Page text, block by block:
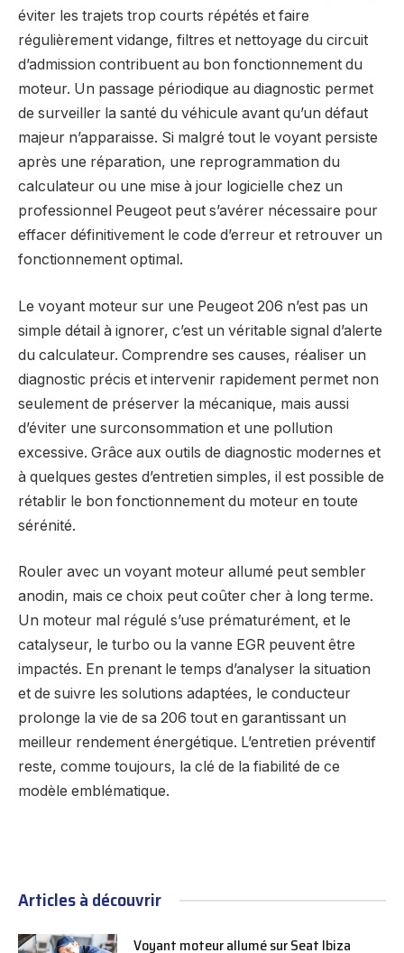
éviter les trajets trop courts répétés et faire
régulièrement vidange, filtres et nettoyage du circuit
d’admission contribuent au bon fonctionnement du
moteur. Un passage périodique au diagnostic permet
de surveiller la santé du véhicule avant qu’un défaut
majeur n’apparaisse. Si malgré tout le voyant persiste
après une réparation, une reprogrammation du
calculateur ou une mise à jour logicielle chez un
professionnel Peugeot peut s’avérer nécessaire pour
effacer définitivement le code d’erreur et retrouver un
fonctionnement optimal.
Le voyant moteur sur une Peugeot 206 n’est pas un
simple détail à ignorer, c’est un véritable signal d’alerte
du calculateur. Comprendre ses causes, réaliser un
diagnostic précis et intervenir rapidement permet non
seulement de préserver la mécanique, mais aussi
d’éviter une surconsommation et une pollution
excessive. Grâce aux outils de diagnostic modernes et
à quelques gestes d’entretien simples, il est possible de
rétablir le bon fonctionnement du moteur en toute
sérénité.
Rouler avec un voyant moteur allumé peut sembler
anodin, mais ce choix peut coûter cher à long terme.
Un moteur mal régulé s’use prématurément, et le
catalyseur, le turbo ou la vanne EGR peuvent être
impactés. En prenant le temps d’analyser la situation
et de suivre les solutions adaptées, le conducteur
prolonge la vie de sa 206 tout en garantissant un
meilleur rendement énergétique. L’entretien préventif
reste, comme toujours, la clé de la fiabilité de ce
modèle emblématique.
Articles à découvrir
Voyant moteur allumé sur Seat Ibiza